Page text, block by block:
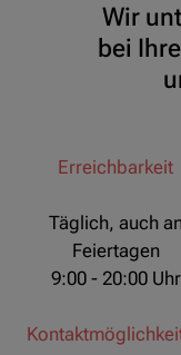
Wir
bei
Erreichbarkeit
Täglich, auch
Feiertagen
9:00 - 20:00 Uhr